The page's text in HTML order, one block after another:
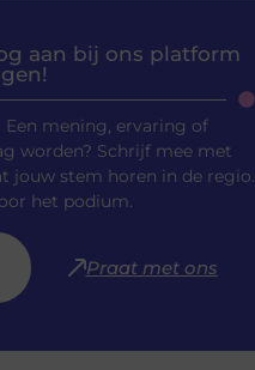
aan bij ons platform
Een mening, ervaring of
worden? Schrijf mee met
jouw stem horen in de regio.
het podium.
Praat met ons